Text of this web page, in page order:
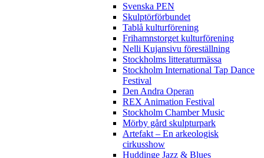
Svenska PEN
Skulptörförbundet
Tablå kulturförening
Frihamnstorget kulturförening
Nelli Kujansivu föreställning
Stockholms litteraturmässa
Stockholm International Tap Dance
Festival
Den Andra Operan
REX Animation Festival
Stockholm Chamber Music
Mörby gård skulpturpark
Artefakt – En arkeologisk
cirkusshow
Huddinge Jazz & Blues